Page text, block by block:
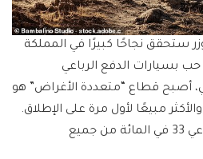
ستحقق نجاحًا كبيرًا في المملكة
حب بسيارات الدفع الرباعي
أصبح قطاع “متعددة الأغراض” هو
مبيعًا لأول مرة على الإطلاق.
وشكلت سيارات الدفع الرباعي 33 في المائة من جميع